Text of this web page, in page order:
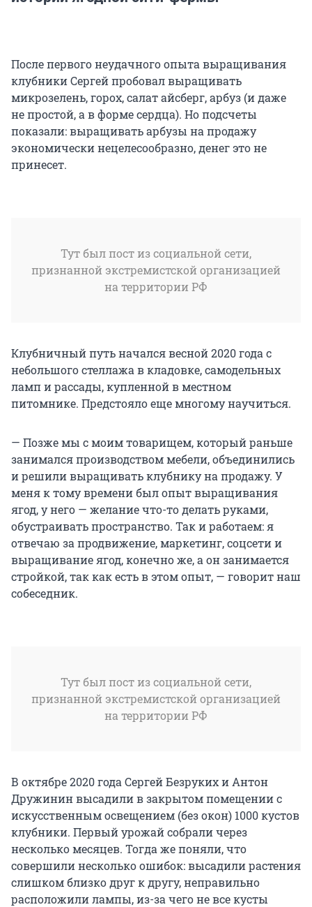
После первого неудачного опыта выращивания
клубники Сергей пробовал выращивать
микрозелень, горох, салат айсберг, арбуз (и даже
не простой, а в форме сердца). Но подсчеты
показали: выращивать арбузы на продажу
экономически нецелесообразно, денег это не
принесет.
Тут был пост из социальной сети,
признанной экстремистской организацией
на территории РФ
Клубничный путь начался весной 2020 года с
небольшого стеллажа в кладовке, самодельных
ламп и рассады, купленной в местном
питомнике. Предстояло еще многому научиться.
— Позже мы с моим товарищем, который раньше
занимался производством мебели, объединились
и решили выращивать клубнику на продажу. У
меня к тому времени был опыт выращивания
ягод, у него — желание что-то делать руками,
обустраивать пространство. Так и работаем: я
отвечаю за продвижение, маркетинг, соцсети и
выращивание ягод, конечно же, а он занимается
стройкой, так как есть в этом опыт, — говорит наш
собеседник.
Тут был пост из социальной сети,
признанной экстремистской организацией
на территории РФ
В октябре 2020 года Сергей Безруких и Антон
Дружинин высадили в закрытом помещении с
искусственным освещением (без окон) 1000 кустов
клубники. Первый урожай собрали через
несколько месяцев. Тогда же поняли, что
совершили несколько ошибок: высадили растения
слишком близко друг к другу, неправильно
расположили лампы, из-за чего не все кусты